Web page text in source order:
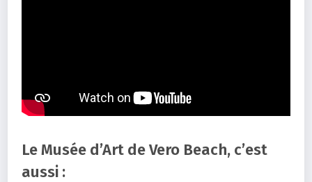
Le Musée d’Art de Vero Beach, c’est
aussi :